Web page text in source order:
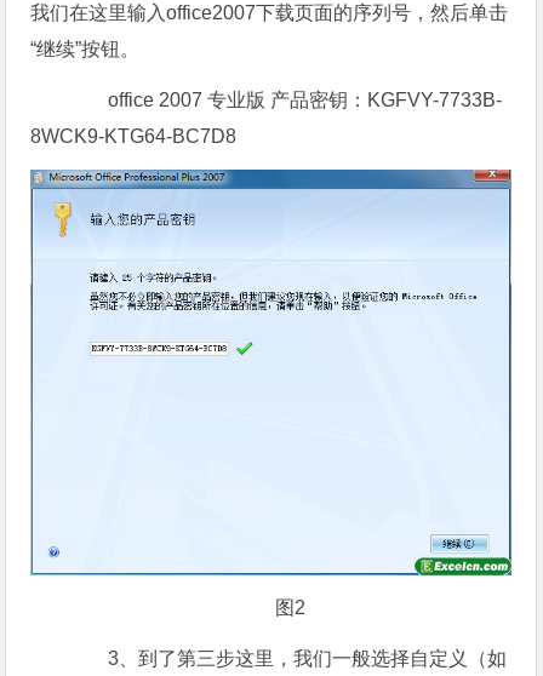
我们在这里输入office2007下载页面的序列号，然后单击
“继续”按钮。
office 2007 专业版 产品密钥：KGFVY-7733B-
8WCK9-KTG64-BC7D8
图2
3、到了第三步这里，我们一般选择自定义（如